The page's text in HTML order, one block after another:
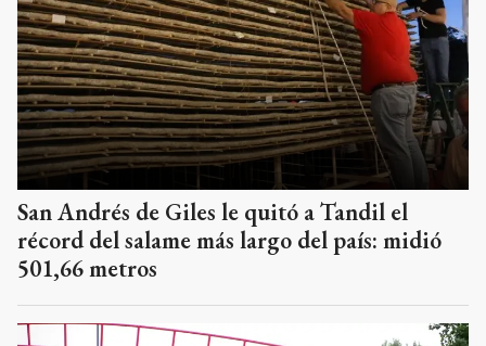
San Andrés de Giles le quitó a Tandil el
récord del salame más largo del país: midió
501,66 metros